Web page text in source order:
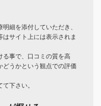
細を添付していただき、
サイト上には表示されま
る事で、口コミの質を高
どうかという観点での評価
下さい。